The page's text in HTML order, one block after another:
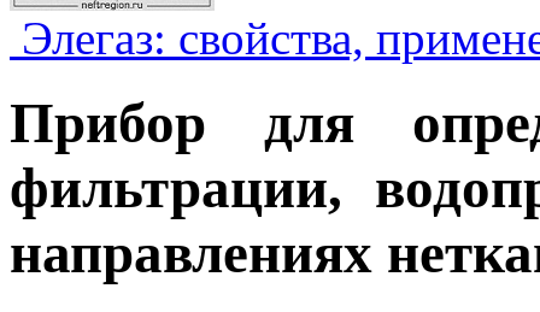
Элегаз: свойства,
Прибор для
фильтрации,
направлениях